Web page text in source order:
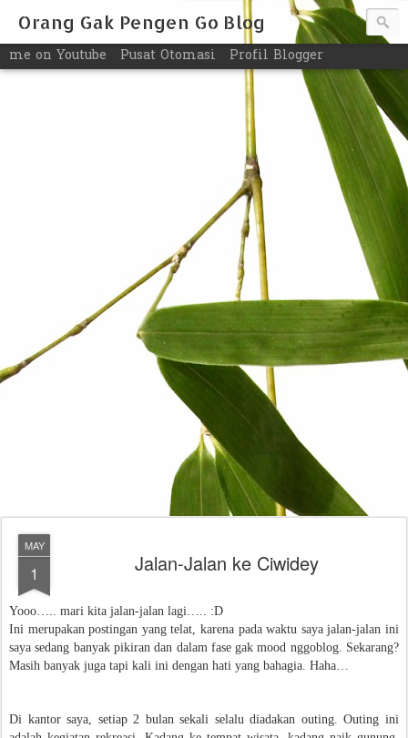
Orang Gak Pengen Go Blog
me on Youtube Pusat Otomasi Profil Blogger
MAY
1 Jalan-Jalan ke Ciwidey
Yooo….. mari kita jalan-jalan lagi….. :D
Ini merupakan postingan yang telat, karena pada waktu saya jalan-jalan ini
saya sedang banyak pikiran dan dalam fase gak mood nggoblog. Sekarang?
Masih banyak juga tapi kali ini dengan hati yang bahagia. Haha…
Di kantor saya, setiap 2 bulan sekali selalu diadakan outing. Outing ini